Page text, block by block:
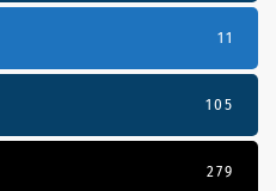
11
105
279